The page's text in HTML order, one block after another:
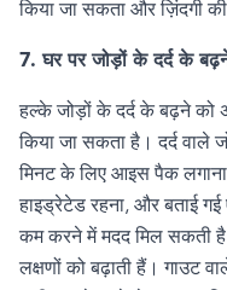
किया जा सकता और ज़िंदगी
7.घर पर जोड़ों के दर्द के
हल्के जोड़ों के दर्द के बढ़ने को
किया जा सकता है। दर्द वाले
मिनट के लिए आइस पैक लगाना
हाइड्रेटेड रहना, और बताई गई
कम करने में मदद मिल सकती
लक्षणों को बढ़ाती हैं। गाउट